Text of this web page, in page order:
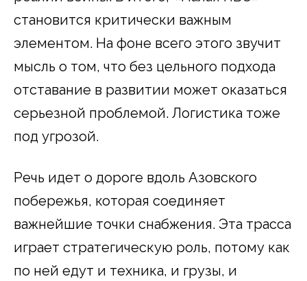
становится критически важным
элементом. На фоне всего этого звучит
мысль о том, что без цельного подхода
отставание в развитии может оказаться
серьезной проблемой. Логистика тоже
под угрозой.
Речь идет о дороге вдоль Азовского
побережья, которая соединяет
важнейшие точки снабжения. Эта трасса
играет стратегическую роль, потому как
по ней едут и техника, и грузы, и